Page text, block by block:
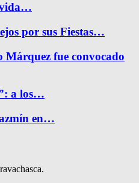
vida…
por sus Fiestas…
fue convocado
a los…
en…